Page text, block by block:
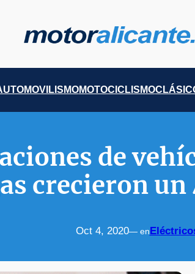
MOTOCICLISMO
de
crecieron
Oct 4, 2020— en